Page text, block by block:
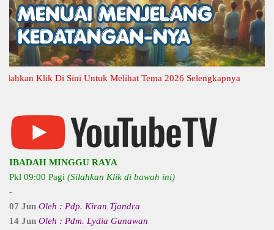
Klik Di Sini Untuk Melihat Tema 2026 Selengkapnya
IBADAH MINGGU RAYA
Pkl 09:00 Pagi (Silahkan Klik di bawah ini)
-
07 Jun Oleh : Pdp. Kiran Tjandra
14 Jun Oleh : Pdm. Lydia Gunawan